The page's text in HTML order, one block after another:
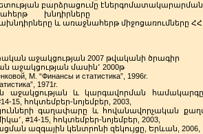
բարձրացումը
խնդիրները
և առաջնահերթ միջոցառումները ՀՀ
աջակցության 2007 թվականի ծրագիր
աջակցության մասին՚ 2000թ
М. “Финансы и статистика”, 1996г.
1971г.
աջակցության և կարգավորման համակարգը,
15, հոկտեմբեր-նոյեմբեր, 2003,
գաղափարը և հովանավորչական
#14-15, հոկտեմբեր-նոյեմբեր, 2003,
ազգային կենտրոնի զեկույցը, Երևան, 2006,